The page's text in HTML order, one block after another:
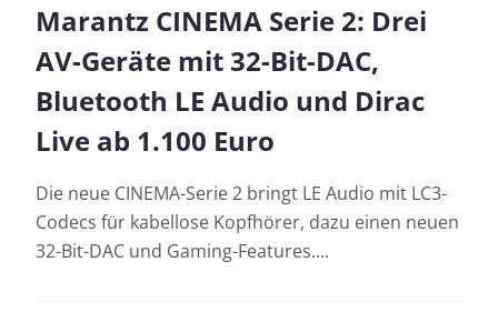
Marantz CINEMA Serie 2: Drei
AV-Geräte mit 32-Bit-DAC,
Bluetooth LE Audio und Dirac
Live ab 1.100 Euro
Die neue CINEMA-Serie 2 bringt LE Audio mit LC3-
Codecs für kabellose Kopfhörer, dazu einen neuen
32-Bit-DAC und Gaming-Features....